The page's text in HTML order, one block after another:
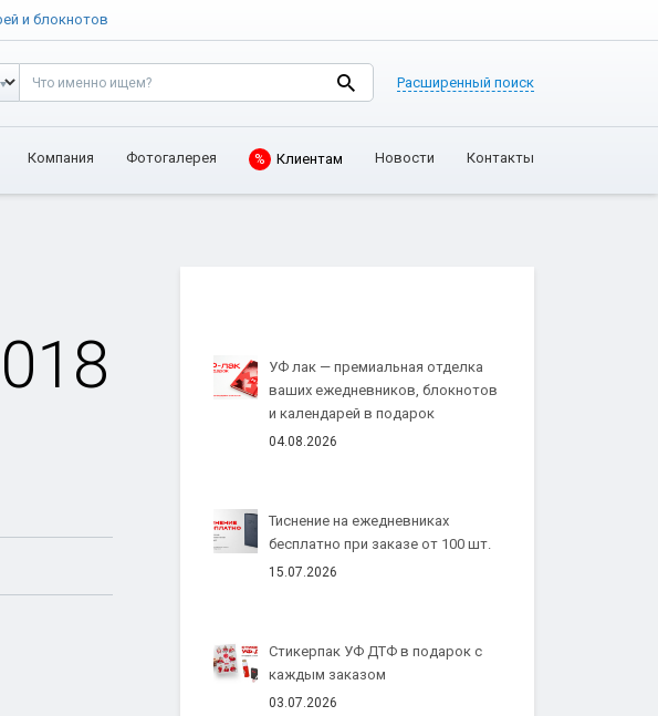
и блокнотов
Расширенный поиск
Компания Фотогалерея % Клиентам Новости Контакты
УФ лак — премиальная отделка
ваших ежедневников, блокнотов
и календарей в подарок
04.08.2026
Тиснение на ежедневниках
бесплатно при заказе от 100 шт.
15.07.2026
Стикерпак УФ ДТФ в подарок с
каждым заказом
03.07.2026